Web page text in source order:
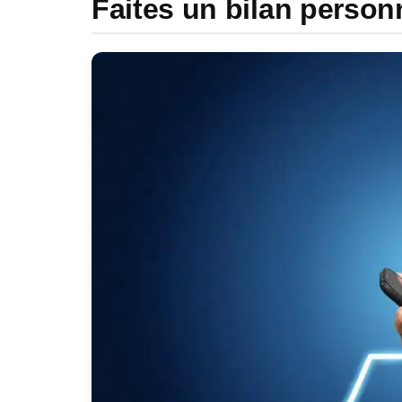
Faites un bilan